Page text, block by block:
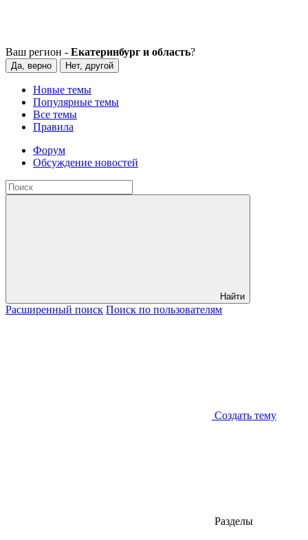
Ваш регион - Екатеринбург и область?
Да, верно Нет, другой
Новые темы
Популярные темы
Все темы
Правила
Форум
Обсуждение новостей
Найти
Расширенный поиск Поиск по пользователям
Создать тему
Разделы